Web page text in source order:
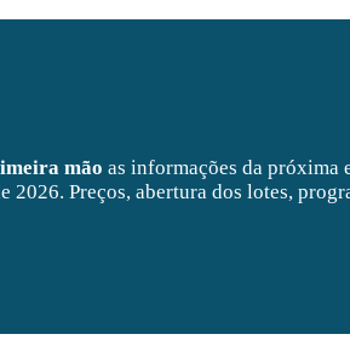
mão as informações da próxima
Preços, abertura dos lotes,